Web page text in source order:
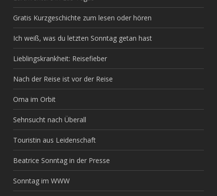
Gratis Kurzgeschichte zum lesen oder hören
Ich weiß, was du letzten Sonntag getan hast
Lieblingskrankheit: Reisefieber
Nach der Reise ist vor der Reise
Oma im Orbit
Sehnsucht nach Überall
Touristin aus Leidenschaft
Beatrice Sonntag in der Presse
Sonntag im WWW